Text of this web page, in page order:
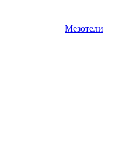
Мезотели